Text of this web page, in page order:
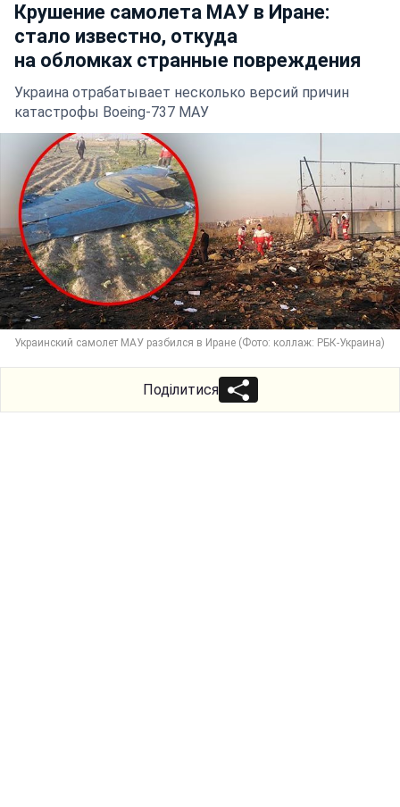
Крушение самолета МАУ в Иране:
стало известно, откуда
на обломках странные повреждения
Украина отрабатывает несколько версий причин
катастрофы Boeing-737 МАУ
Украинский самолет МАУ разбился в Иране (Фото: коллаж: РБК-Украина)
Поділитися